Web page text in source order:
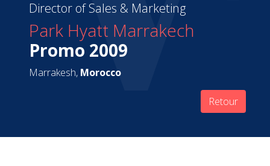
Director of Sales & Marketing
Park Hyatt Marrakech
Promo 2009
Marrakesh, Morocco
Retour